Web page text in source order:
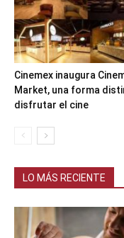
Cinemex inaugura
Market, una forma
disfrutar el cine
LO MÁS RECIENTE